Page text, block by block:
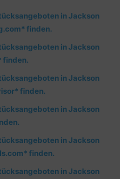
in Jackson
finden.
in Jackson
finden.
in Jackson
finden.
in Jackson
in Jackson
finden.
in Jackson